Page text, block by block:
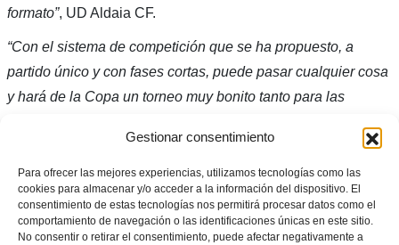
Gestionar consentimiento
Para ofrecer las mejores experiencias, utilizamos tecnologías como las
cookies para almacenar y/o acceder a la información del dispositivo. El
consentimiento de estas tecnologías nos permitirá procesar datos como el
comportamiento de navegación o las identificaciones únicas en este sitio.
No consentir o retirar el consentimiento, puede afectar negativamente a
formato”, UD Aldaia CF.
“Con el sistema de competición que se ha propuesto, a
partido único y con fases cortas, puede pasar cualquier cosa
y hará de la Copa un torneo muy bonito tanto para las
valencianos de Segunda División en un contexto de máxima
igualdad y en el que cualquiera puede ganar”, Levante UD.
Autor: Prensa FFCV